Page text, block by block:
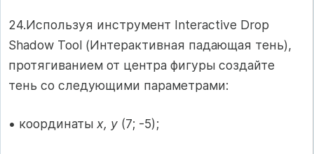
24.Используя инструмент Interactive Drop
Shadow Tool (Интерактивная падающая тень),
протягиванием от центра фигуры создайте
тень со следующими параметрами:
• координаты х, у (7; -5);